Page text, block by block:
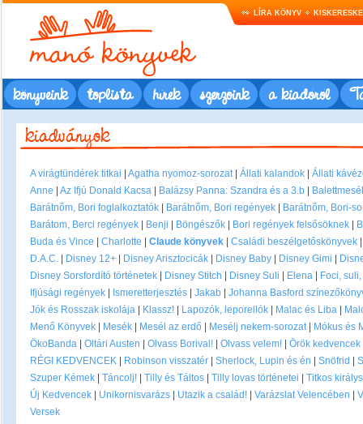
LÍRA KÖNYV
könyveink toplista hírek szerzőink a kiadóról
A virágtündérek titkai Agatha nyomoz-sorozat| Állati kalandok
Állati
Anne
Az Ifjú Donald Kacsa Balázsy Panna: Szandra és a 3.b
Barátnőm, Bori foglalkoztatók
Barátnőm, Bori regények
Barátnőm, Bori-
Barátom, Berci regények
Benji Böngészők Bori regények felsősöknek
Buda és Vince
Charlotte Claude könyvek Családi beszélgetőskönyvek
D.A.C.
Disney 12+ Disney Arisztocicák Disney Baby Disney Gimi
Disney Sorsfordító történetek
Disney Stitch Disney Suli Elena
Foci,
Ifjúsági regények
Ismeretterjesztés Jakab
Johanna Basford
Jók és Rosszak iskolája
Klassz! Lapozók, leporellók Malac és Liba
Menő Könyvek
Mesék Mesél az erdő Mesélj nekem-sorozat|
Mókus és
ÖkoBanda
Oltári Austen Olvass Borival! Olvass velem! Örök kedvencek
RÉGI KEDVENCEK
Robinson visszatér Sherlock, Lupin és én Snöfrid
Szuper Kémek
Táncolj! Tilly és Táltos Tilly lovas történetei
Titkos
Új Kedvencek
Unikornisvarázs Utazik a család! Varázslat Velencében
Versek